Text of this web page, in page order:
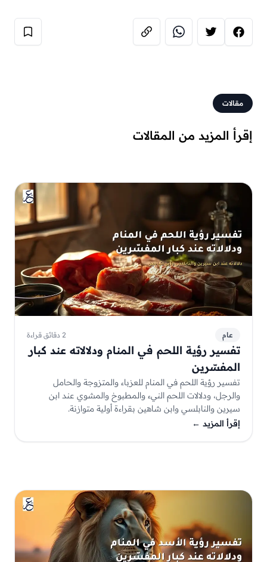
مقالات
إقرأ المزيد من المقالات
عام 2 دقائق قراءة
تفسير رؤية اللحم في المنام ودلالاته عند كبار
المفسّرين
تفسير رؤية اللحم في المنام للعزباء والمتزوجة والحامل
والرجل، ودلالات اللحم النيء والمطبوخ والمشوي عند ابن
سيرين والنابلسي وابن شاهين بقراءة أولية متوازنة.
إقرأ المزيد ←